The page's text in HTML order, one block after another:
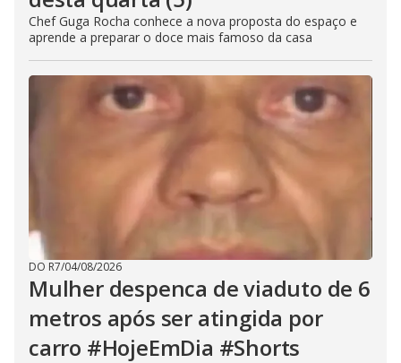
Chef Guga Rocha conhece a nova proposta do espaço e
aprende a preparar o doce mais famoso da casa
DO R7/04/08/2026
Mulher despenca de viaduto de 6
metros após ser atingida por
carro #HojeEmDia #Shorts